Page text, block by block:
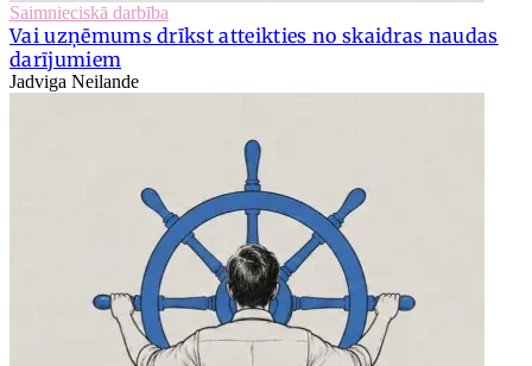
Saimnieciskā darbība
Vai uzņēmums drīkst atteikties no skaidras naudas
darījumiem
Jadviga Neilande